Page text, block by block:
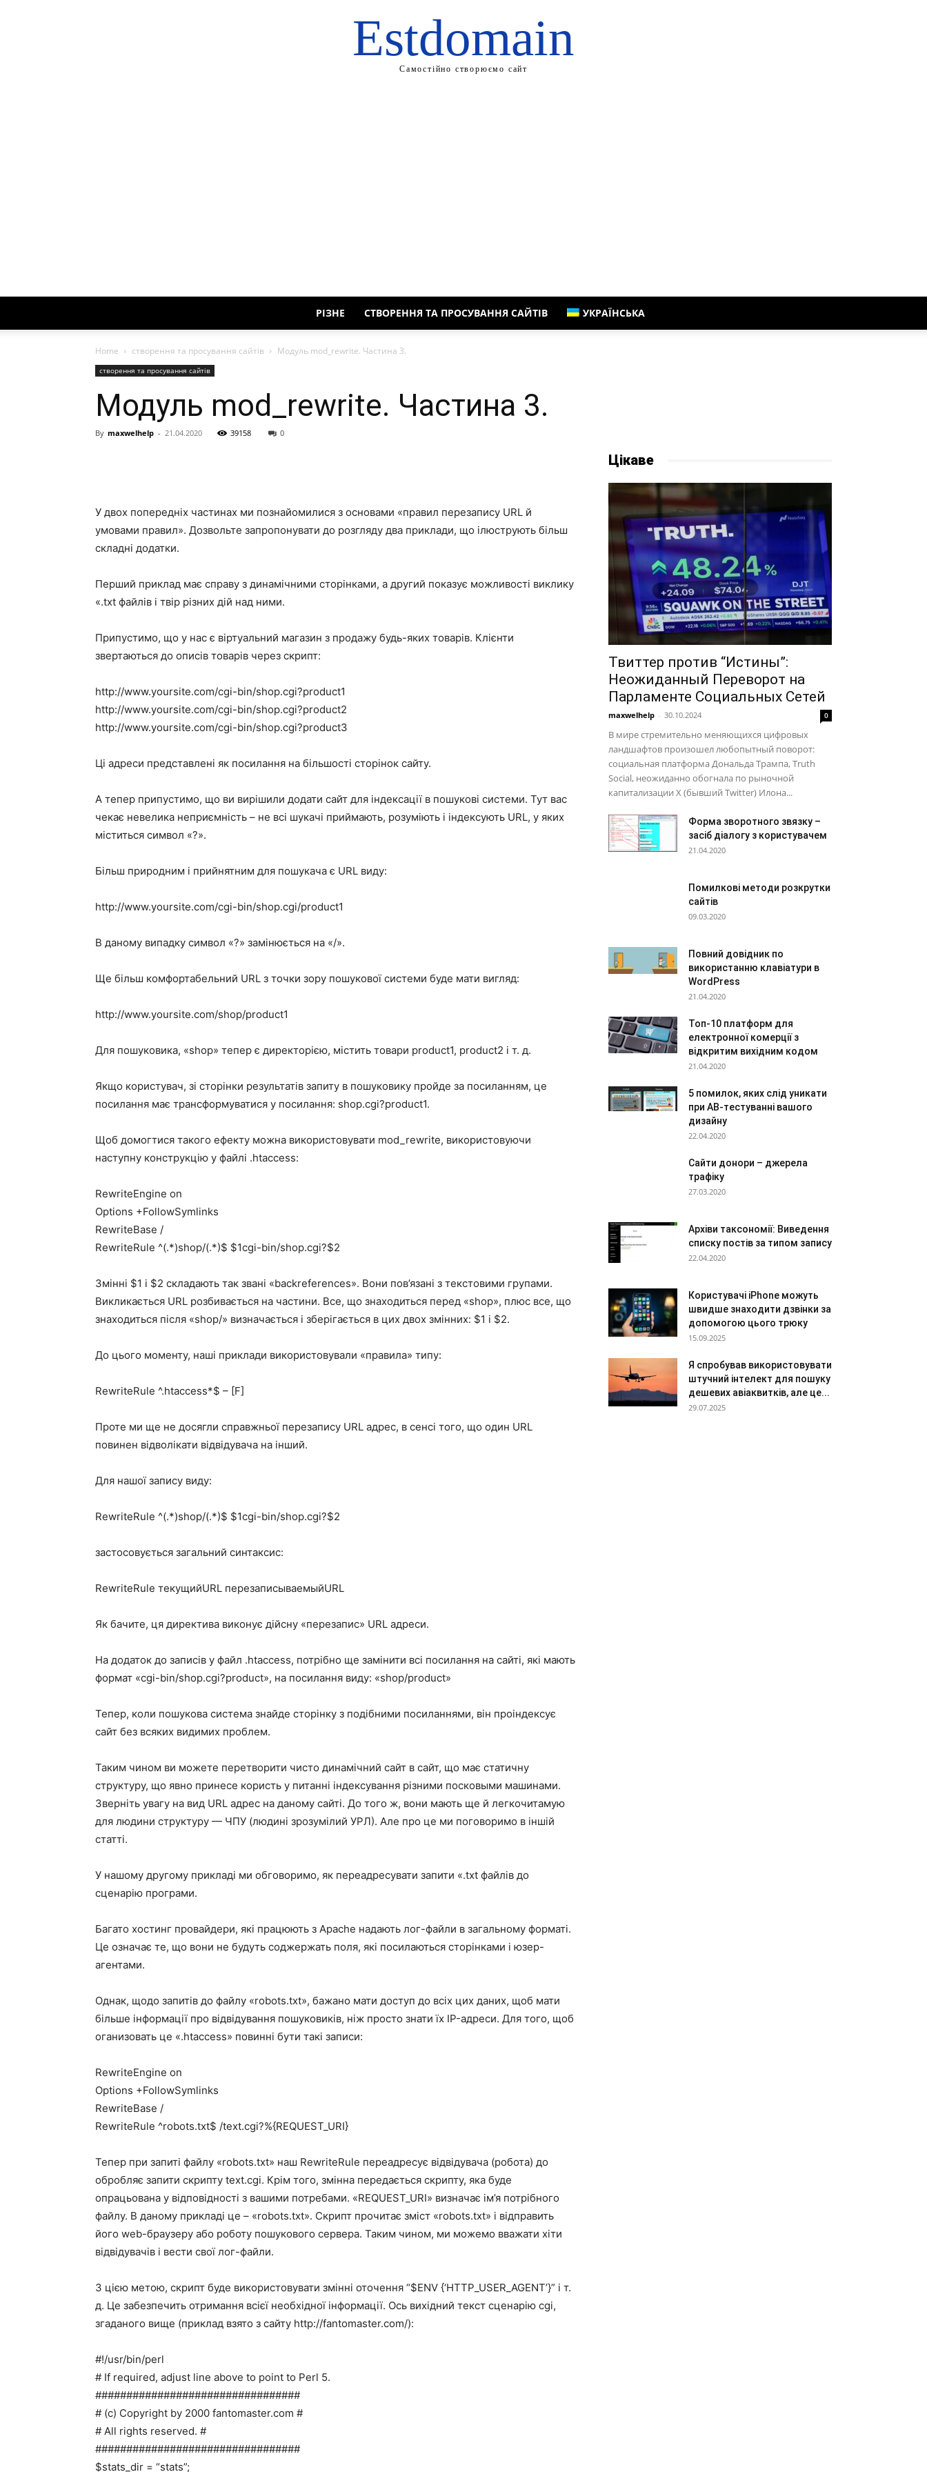
Estdomain
Самостійно створюємо сайт
РІЗНЕ СТВОРЕННЯ ТА ПРОСУВАННЯ САЙТІВ УКРАЇНСЬКА
Home створення та просування сайтів Модуль mod_rewrite. Частина 3.
створення та просування сайтів
Модуль mod_rewrite. Частина 3.
By maxwelhelp - 21.04.2020 39158 0
У двох попередніх частинах ми познайомилися з основами «правил перезапису URL й
умовами правил». Дозвольте запропонувати до розгляду два приклади, що ілюструють більш
складні додатки.
Перший приклад має справу з динамічними сторінками, а другий показує можливості виклику
«.txt файлів і твір різних дій над ними.
Припустимо, що у нас є віртуальний магазин з продажу будь-яких товарів. Клієнти
звертаються до описів товарів через скрипт:
http://www.yoursite.com/cgi-bin/shop.cgi?product1
http://www.yoursite.com/cgi-bin/shop.cgi?product2
http://www.yoursite.com/cgi-bin/shop.cgi?product3
Ці адреси представлені як посилання на більшості сторінок сайту.
А тепер припустимо, що ви вирішили додати сайт для індексації в пошукові системи. Тут вас
чекає невелика неприємність – не всі шукачі приймають, розуміють і індексують URL, у яких
міститься символ «?».
Більш природним і прийнятним для пошукача є URL виду:
http://www.yoursite.com/cgi-bin/shop.cgi/product1
В даному випадку символ «?» замінюється на «/».
Ще більш комфортабельний URL з точки зору пошукової системи буде мати вигляд:
http://www.yoursite.com/shop/product1
Для пошуковика, «shop» тепер є директорією, містить товари product1, product2 і т. д.
Якщо користувач, зі сторінки результатів запиту в пошуковику пройде за посиланням, це
посилання має трансформуватися у посилання: shop.cgi?product1.
Щоб домогтися такого ефекту можна використовувати mod_rewrite, використовуючи
наступну конструкцію у файлі .htaccess:
RewriteEngine on
Options +FollowSymlinks
RewriteBase /
RewriteRule ^(.*)shop/(.*)$ $1cgi-bin/shop.cgi?$2
Змінні $1 і $2 складають так звані «backreferences». Вони пов’язані з текстовими групами.
Викликається URL розбивається на частини. Все, що знаходиться перед «shop», плюс все, що
знаходиться після «shop/» визначається і зберігається в цих двох змінних: $1 і $2.
До цього моменту, наші приклади використовували «правила» типу:
RewriteRule ^.htaccess*$ – [F]
Проте ми ще не досягли справжньої перезапису URL адрес, в сенсі того, що один URL
повинен відволікати відвідувача на інший.
Для нашої запису виду:
RewriteRule ^(.*)shop/(.*)$ $1cgi-bin/shop.cgi?$2
застосовується загальний синтаксис:
RewriteRule текущийURL перезаписываемыйURL
Як бачите, ця директива виконує дійсну «перезапис» URL адреси.
На додаток до записів у файл .htaccess, потрібно ще замінити всі посилання на сайті, які мають
формат «cgi-bin/shop.cgi?product», на посилання виду: «shop/product»
Тепер, коли пошукова система знайде сторінку з подібними посиланнями, він проіндексує
сайт без всяких видимих проблем.
Таким чином ви можете перетворити чисто динамічний сайт в сайт, що має статичну
структуру, що явно принесе користь у питанні індексування різними посковыми машинами.
Зверніть увагу на вид URL адрес на даному сайті. До того ж, вони мають ще й легкочитамую
для людини структуру — ЧПУ (людині зрозумілий УРЛ). Але про це ми поговоримо в іншій
статті.
У нашому другому прикладі ми обговоримо, як переадресувати запити «.txt файлів до
сценарію програми.
Багато хостинг провайдери, які працюють з Apache надають лог-файли в загальному форматі.
Це означає те, що вони не будуть соджержать поля, які посилаються сторінками і юзер-
агентами.
Однак, щодо запитів до файлу «robots.txt», бажано мати доступ до всіх цих даних, щоб мати
більше інформації про відвідування пошуковиків, ніж просто знати їх IP-адреси. Для того, щоб
оганизовать це «.htaccess» повинні бути такі записи:
RewriteEngine on
Options +FollowSymlinks
RewriteBase /
RewriteRule ^robots.txt$ /text.cgi?%{REQUEST_URI}
Тепер при запиті файлу «robots.txt» наш RewriteRule переадресує відвідувача (робота) до
обробляє запити скрипту text.cgi. Крім того, змінна передається скрипту, яка буде
опрацьована у відповідності з вашими потребами. «REQUEST_URI» визначає ім’я потрібного
файлу. В даному прикладі це – «robots.txt». Скрипт прочитає зміст «robots.txt» і відправить
його web-браузеру або роботу пошукового сервера. Таким чином, ми можемо вважати хіти
відвідувачів і вести свої лог-файли.
З цією метою, скрипт буде використовувати змінні оточення “$ENV {‘HTTP_USER_AGENT’}” і т.
д. Це забезпечить отримання всієї необхідної інформації. Ось вихідний текст сценарію cgi,
згаданого вище (приклад взято з сайту http://fantomaster.com/):
#!/usr/bin/perl
# If required, adjust line above to point to Perl 5.
#################################
# (c) Copyright by 2000 fantomaster.com #
# All rights reserved. #
#################################
$stats_dir = “stats”;
Цікаве
Твиттер против “Истины”:
Неожиданный Переворот на
Парламенте Социальных Сетей
maxwelhelp - 30.10.2024 0
В мире стремительно меняющихся цифровых
ландшафтов произошел любопытный поворот:
социальная платформа Дональда Трампа, Truth
Social, неожиданно обогнала по рыночной
капитализации X (бывший Twitter) Илона...
Форма зворотного звязку –
засіб діалогу з користувачем
21.04.2020
Помилкові методи розкрутки
сайтів
09.03.2020
Повний довідник по
використанню клавіатури в
WordPress
21.04.2020
Топ-10 платформ для
електронної комерції з
відкритим вихідним кодом
21.04.2020
5 помилок, яких слід уникати
при AB-тестуванні вашого
дизайну
22.04.2020
Сайти донори – джерела
трафіку
27.03.2020
Архіви таксономії: Виведення
списку постів за типом запису
22.04.2020
Користувачі iPhone можуть
швидше знаходити дзвінки за
допомогою цього трюку
15.09.2025
Я спробував використовувати
штучний інтелект для пошуку
дешевих авіаквитків, але це...
29.07.2025